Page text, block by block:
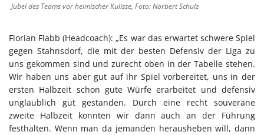
Jubel des Teams vor heimischer Kulisse, Foto: Norbert Schulz
Florian Flabb (Headcoach): „Es war das erwartet schwere Spiel
gegen Stahnsdorf, die mit der besten Defensiv der Liga zu
uns gekommen sind und zurecht oben in der Tabelle stehen.
Wir haben uns aber gut auf ihr Spiel vorbereitet, uns in der
ersten Halbzeit schon gute Würfe erarbeitet und defensiv
unglaublich gut gestanden. Durch eine recht souveräne
zweite Halbzeit konnten wir dann auch an der Führung
festhalten. Wenn man da jemanden herausheben will, dann